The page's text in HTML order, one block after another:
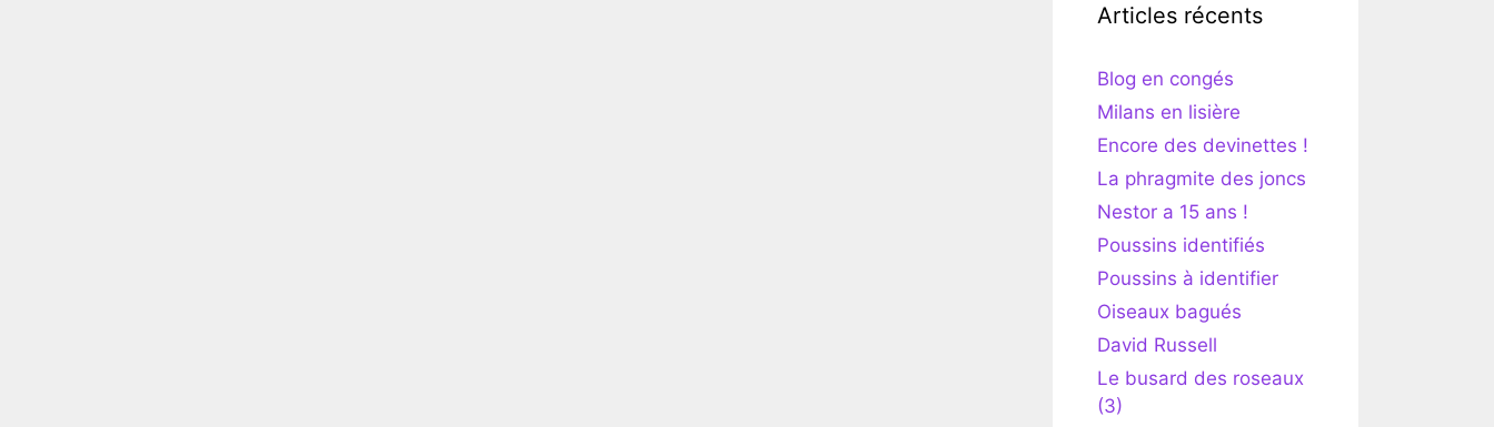
Articles récents
Blog en congés
Milans en lisière
Encore des devinettes !
La phragmite des joncs
Nestor a 15 ans !
Poussins identifiés
Poussins à identifier
Oiseaux bagués
David Russell
Le busard des roseaux
(3)